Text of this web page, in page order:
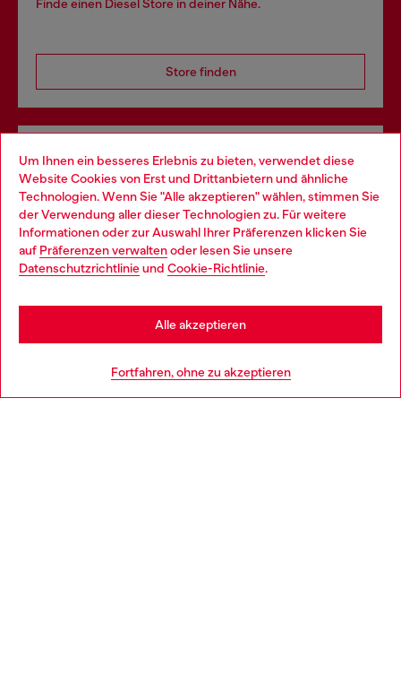
Um Ihnen ein besseres Erlebnis zu bieten, verwendet diese
Website Cookies von Erst und Drittanbietern und ähnliche
Technologien. Wenn Sie "Alle akzeptieren" wählen, stimmen Sie
der Verwendung aller dieser Technologien zu. Für weitere
Informationen oder zur Auswahl Ihrer Präferenzen klicken Sie
auf Präferenzen verwaltenoder lesen Sie unsere
Datenschutzrichtlinieund Cookie-Richtlinie.
Fortfahren, ohne zu akzeptieren
Alle akzeptieren
Finde einen Diesel Store in deiner Nähe.
Store finden
Omnichannel-Services
Entdecke unser gesamtes Service-Angebot, online und
im Store.
Mehr erfahren
Choose your location
You are currently browsing Österreich website, but it seems you
may be based in United States